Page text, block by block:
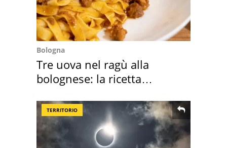
Bologna
Tre uova nel ragù alla
bolognese: la ricetta
TERRITORIO